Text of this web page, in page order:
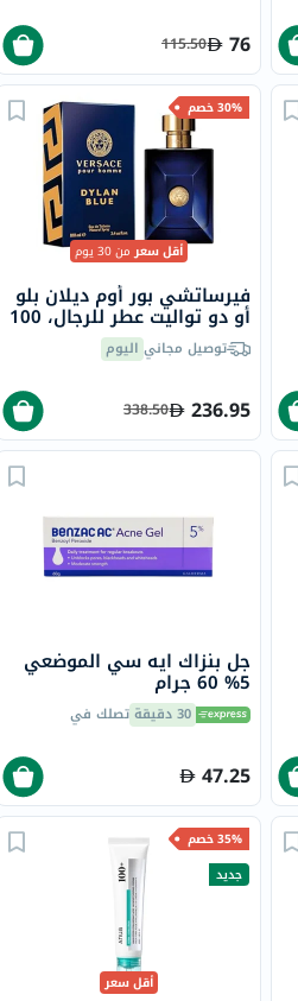
76
115.50
30% خصم
أقل سعرمن 30 يوم
فيرساتشي بور أوم ديلان بلو
أو دو تواليت عطر للرجال، 100
ملتوصيل مجاني اليوم
236.95
338.50
جل بنزاك ايه سي الموضعي
5% 60 جرام
30 دقيقة تصلك في
47.25
35% خصم
جديد
أقل سعر